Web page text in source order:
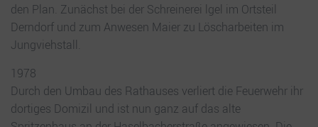
den Plan. Zunächst bei der Schreinerei lgel im Ortsteil
Derndorf und zum Anwesen Maier zu Löscharbeiten im
Jungviehstall.
1978
Durch den Umbau des Rathauses verliert die Feuerwehr ihr
dortiges Domizil und ist nun ganz auf das alte